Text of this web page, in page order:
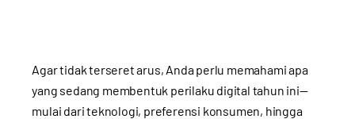
Agar tidak terseret arus, Anda perlu memahami apa
yang sedang membentuk perilaku digital tahun ini—
mulai dari teknologi, preferensi konsumen, hingga